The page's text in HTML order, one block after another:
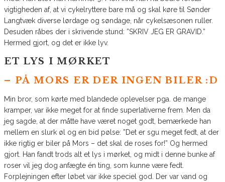
vigtigheden af, at vi cykelryttere bare må og skal køre til Sønder
Langtvæk diverse lørdage og søndage, når cykelsæsonen ruller.
Desuden råbes der i skrivende stund: ”SKRIV JEG ER GRAVID.”
Hermed gjort, og det er ikke lyv.
ET LYS I MØRKET
– PÅ MORS ER DER INGEN BILER :D
Min bror, som kørte med blandede oplevelser pga. de mange
kramper, var ikke meget for at finde superlativerne frem. Men da
jeg sagde, at der måtte have været noget godt, bemærkede han
mellem en slurk øl og en bid pølse: ”Det er sgu meget fedt, at der
ikke rigtig er biler på Mors – det skal de roses for!” Og hermed
gjort. Han fandt trods alt et lys i mørket, og midt i denne bunke af
roser vil jeg dog anfægte én ting, som kunne være fedt.
Forplejningen efter løbet var ikke speciel god. Der var vand og